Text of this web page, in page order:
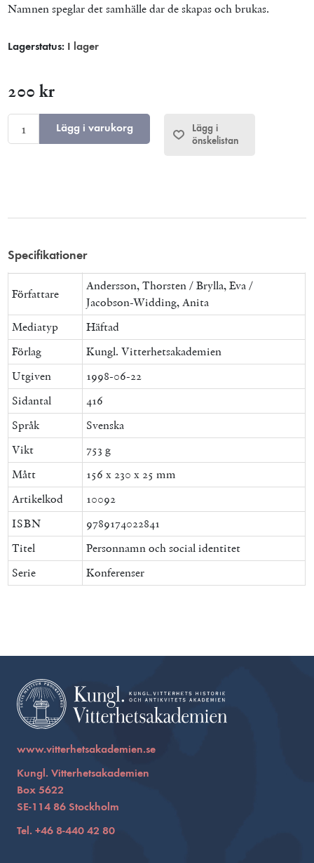
Namnen speglar det samhälle dar de skapas och brukas.
Lagerstatus: I lager
200 kr
Lägg i varukorg
Lägg i
önskelistan
Specifikationer
Författare
Andersson, Thorsten / Brylla, Eva /
Jacobson-Widding, Anita
Mediatyp
Häftad
Förlag
Kungl. Vitterhetsakademien
Utgiven
1998-06-22
Sidantal
416
Språk
Svenska
Vikt
753 g
Mått
156 x 230 x 25 mm
Artikelkod
10092
ISBN
9789174022841
Titel
Personnamn och social identitet
Serie
Konferenser
www.vitterhetsakademien.se
Kungl. Vitterhetsakademien
Box 5622
SE-114 86 Stockholm
Tel. +46 8-440 42 80